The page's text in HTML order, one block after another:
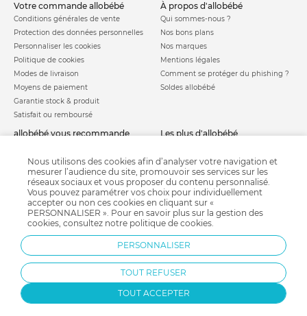
votre commande allobébé
Conditions générales de vente
Protection des données personnelles
Personnaliser les cookies
Politique de cookies
Modes de livraison
Moyens de paiement
Garantie stock & produit
Satisfait ou remboursé
à propos d'allobébé
Qui sommes-nous ?
Nos bons plans
Nos marques
Mentions légales
Comment se protéger du phishing ?
Soldes allobébé
allobébé vous recommande
Nos labels
Nos licences
Besoin d'aide ?
FAQ
les plus d'allobébé
Infos conseils
Jeux concours
Valise de maternité
Parrainage
Paiement sécurisé
Charte qualité
Nous utilisons des cookies afin d’analyser votre navigation et
mesurer l’audience du site, promouvoir ses services sur les
réseaux sociaux et vous proposer du contenu personnalisé.
Vous pouvez paramétrer vos choix pour individuellement
accepter ou non ces cookies en cliquant sur «
PERSONNALISER ». Pour en savoir plus sur la gestion des
cookies, consultez notre politique de cookies.
PERSONNALISER
TOUT REFUSER
TOUT ACCEPTER